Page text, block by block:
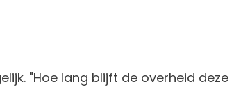
"Hoe lang blijft de overheid deze